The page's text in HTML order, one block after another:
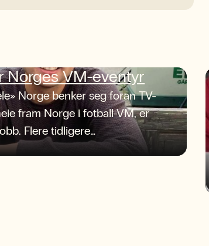
Norges VM-eventyr
Norge benker seg foran TV-
fram Norge i fotball-VM, er
Flere tidligere
ved NLA Høgskolen